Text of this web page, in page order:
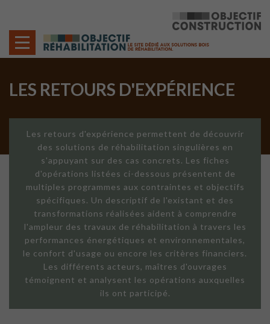
LES RETOURS D'EXPÉRIENCE
Les retours d'expérience permettent de découvrir
des solutions de réhabilitation singulières en
s'appuyant sur des cas concrets. Les fiches
d'opérations listées ci-dessous présentent de
multiples programmes aux contraintes et objectifs
spécifiques. Un descriptif de l'existant et des
transformations réalisées aident à comprendre
l'ampleur des travaux de réhabilitation à travers les
performances énergétiques et environnementales,
le confort d'usage ou encore les critères financiers.
Les différents acteurs, maîtres d'ouvrages
témoignent et analysent les opérations auxquelles
ils ont participé.